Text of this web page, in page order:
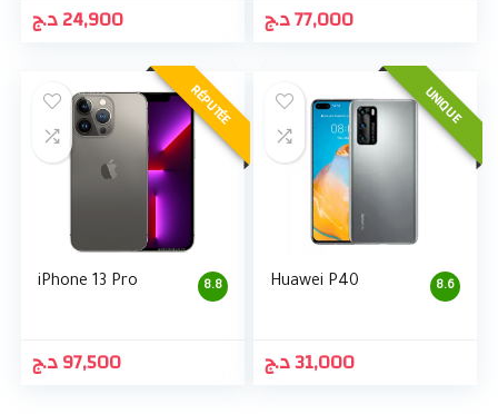
24,900د.ج 77,000د.ج
RÉPUTÉE
8.8
iPhone 13 Pro
97,500د.ج
UNIQUE
8.6
Huawei P40
31,000د.ج